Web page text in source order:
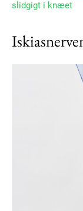
Free
Etiam est
slidgigt i knæet